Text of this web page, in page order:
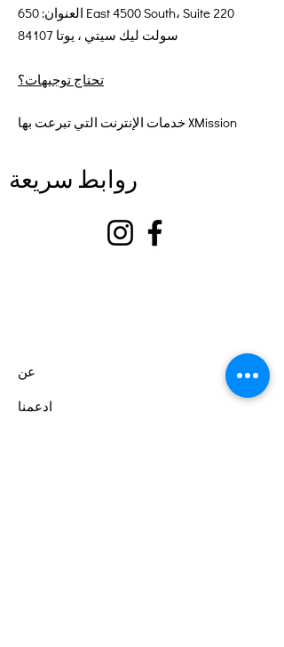
العنوان: 650 East 4500 South، Suite 220
سولت ليك سيتي ، يوتا 84107
تحتاج توجيهات؟
خدمات الإنترنت التي تبرعت بها XMission
روابط سريعة
عن
ادعمنا